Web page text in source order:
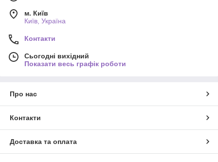
м. Київ
Київ, Україна
Контакти
Сьогодні вихідний
Показати весь графік роботи
Про нас
Контакти
Доставка та оплата